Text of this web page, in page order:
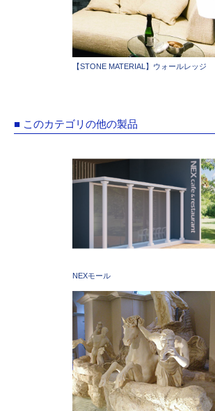
【STONE MATERIAL】ウォールレッジ
■ このカテゴリの他の製品
NEXモール